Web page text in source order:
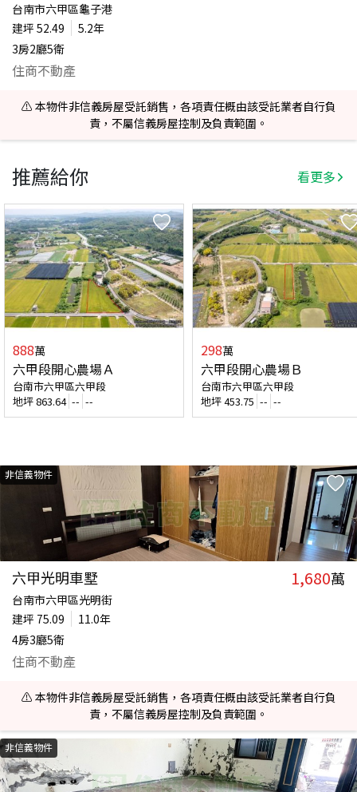
台南市六甲區龜子港
建坪 52.49
5.2年
3房2廳5衛
住商不動產
⚠️ 本物件非信義房屋受託銷售，各項責任概由該受託業者自行負
責，不屬信義房屋控制及負責範圍。
推薦給你 看更多
888萬
六甲段開心農場Ａ
台南市六甲區六甲段
地坪863.64 -- --
298萬
六甲段開心農場Ｂ
台南市六甲區六甲段
地坪453.75 -- --
非信義物件
六甲光明車墅 1,680萬
台南市六甲區光明街
建坪 75.09
11.0年
4房3廳5衛
住商不動產
⚠️ 本物件非信義房屋受託銷售，各項責任概由該受託業者自行負
責，不屬信義房屋控制及負責範圍。
非信義物件